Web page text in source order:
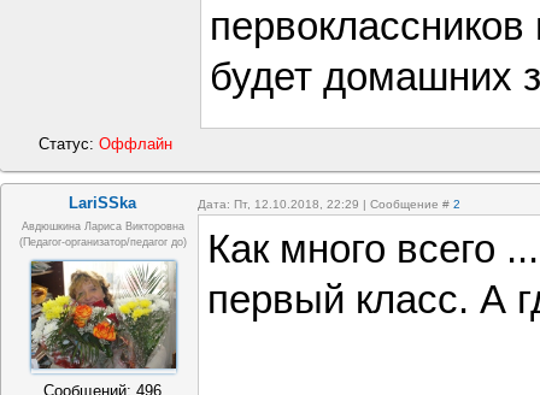
будет домашних
Статус:Оффлайн
LariSSka Дата: Пт, 12.10.2018, 22:29 | Сообщение # 2
Авдюшкина Лариса Викторовна
(Педагог-организатор/педагог до)
Сообщений:496
Как много всего
первый класс. А